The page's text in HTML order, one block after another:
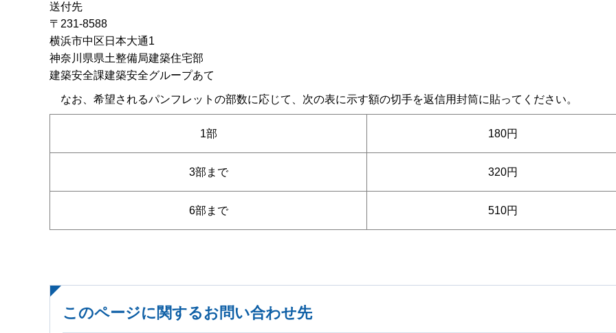
送付先
〒231-8588
横浜市中区日本大通1
神奈川県県土整備局建築住宅部
建築安全課建築安全グループあて
なお、希望されるパンフレットの部数に応じて、次の表に示す額の切手を返信用封筒に貼ってください。
1部 180円
3部まで 320円
6部まで 510円
このページに関するお問い合わせ先